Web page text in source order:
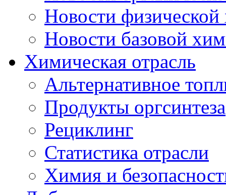
Новости
Новости базовой
Химическая отрасль
Альтернативное
Продукты оргсинтеза
Рециклинг
Статистика отрасли
Химия и